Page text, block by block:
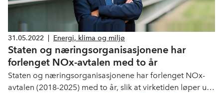
31.05.2022 Energi, klima og miljø
Staten og næringsorganisasjonene har
forlenget NOx-avtalen med to år
Staten og næringsorganisasjonene har forlenget NOx-
avtalen (2018-2025) med to år, slik at virketiden løper ut